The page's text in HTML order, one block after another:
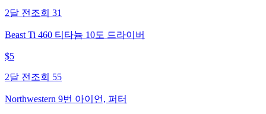
2달 전 조회 31
Beast Ti 460 티타늄 10도 드라이버
$5
2달 전 조회 55
Northwestern 9번 아이언, 퍼터